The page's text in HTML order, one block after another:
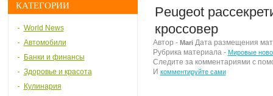
КАТЕГОРИИ
World News
Автомобили
Банки и финансы
Здоровье и красота
Кулинария
Peugeot
кроссовер
Автор - MariДата размещения
Рубрика материала - Мировые
Следите за комментариями с
И комментируйте сами